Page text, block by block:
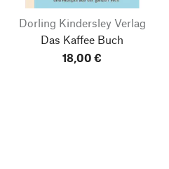
Dorling Kindersley Verlag
Das Kaffee Buch
18,00 €